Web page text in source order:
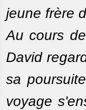
jeune frère
Au cours
David
sa
voyage